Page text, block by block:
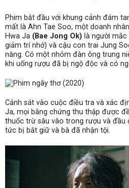
Phim bắt đầu với khung cảnh đám
mất là Ahn Tae Soo, một doanh
Hwa Ja (Bae Jong Ok) là người
giảm trí nhớ) và cậu con trai Jung
năng. Có một nhóm đàn ông trung
khi uống rượu đã bị ngộ độc và có
Cảnh sát vào cuộc điều tra và xác
Ja, mọi bằng chứng thu thập được
thuốc trừ sâu vào trong rượu và đầu
tức bị bắt giữ và bà đã nhận tội.